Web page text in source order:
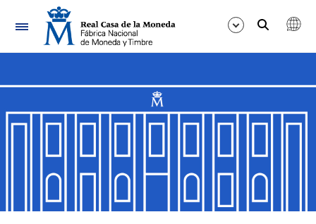
Navegación
Mostrar/Ocultar
Mostrar/Ocultar
Mostrar/Ocultar